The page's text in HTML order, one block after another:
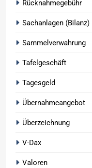
Rücknahmegebühr
Sachanlagen (Bilanz)
Sammelverwahrung
Tafelgeschäft
Tagesgeld
Übernahmeangebot
Überzeichnung
V-Dax
Valoren